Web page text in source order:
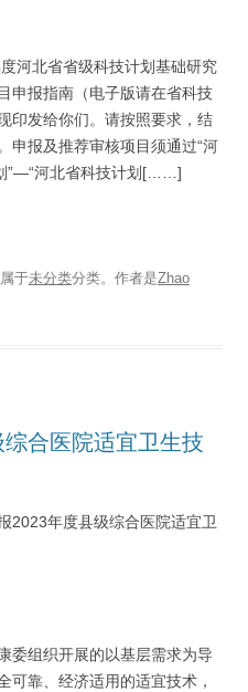
北省省级科技计划基础研究
申报指南（电子版请在省科技
印发给你们。请按照要求，结
申报及推荐审核项目须通过“河
”—“河北省科技计划[……]
于未分类分类。 作者是Zhao
合医院适宜卫生技
2023年度县级综合医院适宜卫
委组织开展的以基层需求为导
可靠、经济适用的适宜技术，